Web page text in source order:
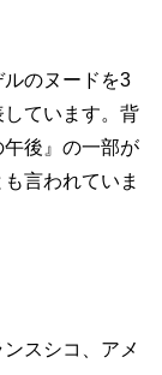
のヌードを3
ています。背
後』の一部が
言われていま
スシコ、アメ